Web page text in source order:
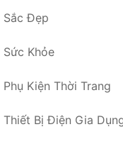
Sắc Đẹp
Sức Khỏe
Phụ Kiện Thời Trang
Thiết Bị Điện Gia